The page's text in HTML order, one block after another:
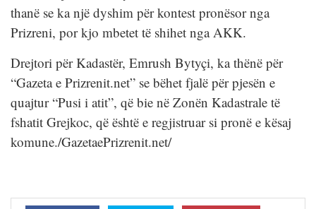
thanë se ka një dyshim për kontest pronësor nga
Prizreni, por kjo mbetet të shihet nga AKK.
Drejtori për Kadastër, Emrush Bytyçi, ka thënë për
“Gazeta e Prizrenit.net” se bëhet fjalë për pjesën e
quajtur “Pusi i atit”, që bie në Zonën Kadastrale të
fshatit Grejkoc, që është e regjistruar si pronë e kësaj
komune./GazetaePrizrenit.net/